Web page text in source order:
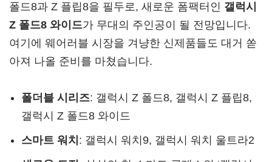
폴드8과 Z 플립8을 필두로, 새로운 폼팩터인 갤럭시
Z 폴드8 와이드가 무대의 주인공이 될 전망입니다.
여기에 웨어러블 시장을 겨냥한 신제품들도 대거 쏟
아져 나올 준비를 마쳤습니다.
폴더블 시리즈: 갤럭시 Z 폴드8, 갤럭시 Z 플립8,
갤럭시 Z 폴드8 와이드
스마트 워치 : 갤럭시 워치9, 갤럭시 워치 울트라2